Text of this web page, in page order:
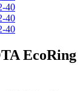
EcoRing